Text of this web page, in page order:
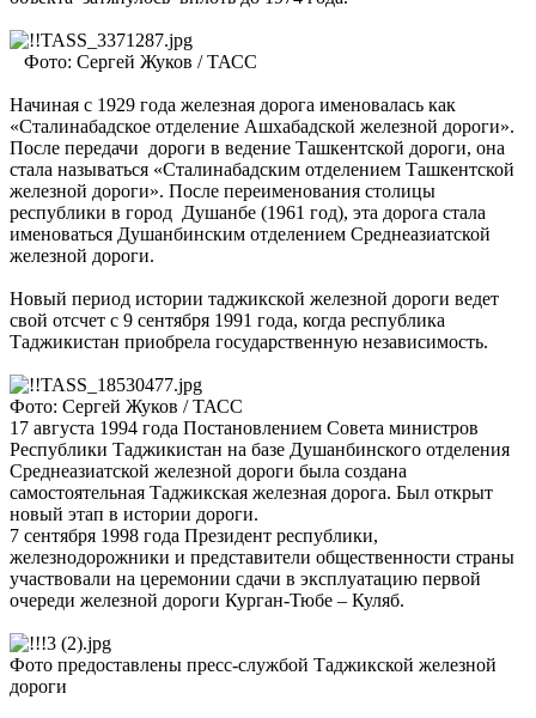
Фото: Сергей Жуков / ТАСС
Начиная с 1929 года железная дорога именовалась как
«Сталинабадское отделение Ашхабадской железной дороги».
После передачи дороги в ведение Ташкентской дороги, она
стала называться «Сталинабадским отделением Ташкентской
железной дороги». После переименования столицы
республики в город Душанбе (1961 год), эта дорога стала
именоваться Душанбинским отделением Среднеазиатской
железной дороги.
Новый период истории таджикской железной дороги ведет
свой отсчет с 9 сентября 1991 года, когда республика
Таджикистан приобрела государственную независимость.
Фото: Сергей Жуков / ТАСС
17 августа 1994 года Постановлением Совета министров
Республики Таджикистан на базе Душанбинского отделения
Среднеазиатской железной дороги была создана
самостоятельная Таджикская железная дорога. Был открыт
новый этап в истории дороги.
7 сентября 1998 года Президент республики,
железнодорожники и представители общественности страны
участвовали на церемонии сдачи в эксплуатацию первой
очереди железной дороги Курган-Тюбе – Куляб.
Фото предоставлены пресс-службой Таджикской железной
дороги